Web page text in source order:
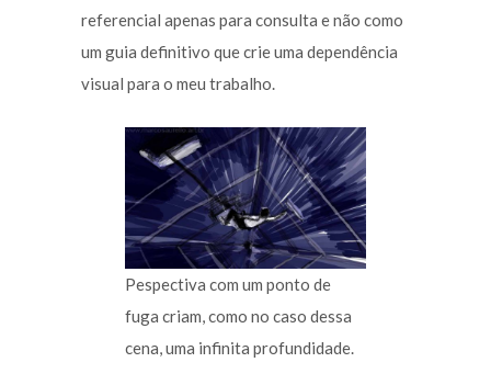
referencial apenas para consulta e não como
um guia definitivo que crie uma dependência
visual para o meu trabalho.
Pespectiva com um ponto de
fuga criam, como no caso dessa
cena, uma infinita profundidade.